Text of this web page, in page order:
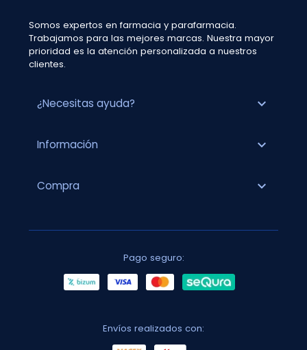
Somos expertos en farmacia y parafarmacia.
Trabajamos para las mejores marcas. Nuestra mayor
prioridad es la atención personalizada a nuestros
clientes.
¿Necesitas ayuda? expand_more
Información expand_more
Compra expand_more
Pago seguro:
Envíos realizados con: